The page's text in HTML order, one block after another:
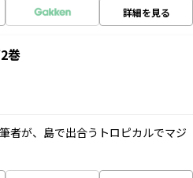
詳細を見る
巻
者が、島で出合うトロピカルでマジ